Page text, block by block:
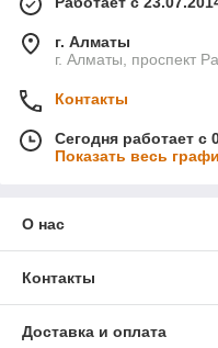
г. Алматы
г. Алматы, проспект
Контакты
Сегодня работает с
Показать весь
О нас
Контакты
Доставка и оплата